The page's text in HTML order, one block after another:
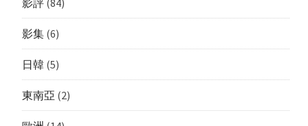
影評(84)
影集(6)
日韓(5)
東南亞 (2)